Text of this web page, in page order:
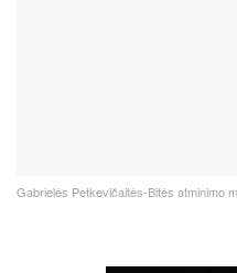
Gabrielės Petkevičaitės-Bitės atminimo